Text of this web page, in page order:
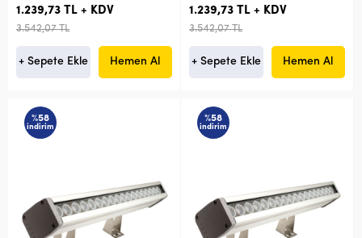
1.239,73 TL + KDV
3.542,07 TL
+ Sepete Ekle Hemen Al
1.239,73 TL + KDV
3.542,07 TL
+ Sepete Ekle Hemen Al
%58
indirim
%58
indirim